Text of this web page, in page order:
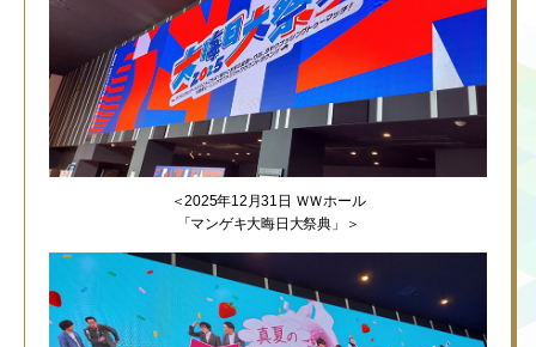
＜2025年12月31日 ＷＷホール
「マンゲキ大晦日大祭典」＞